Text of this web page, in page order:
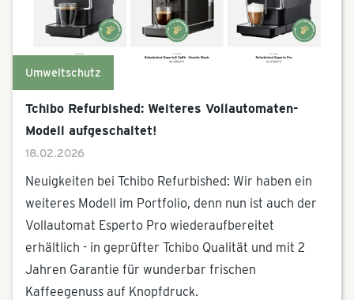
Umweltschutz
Tchibo Refurbished: Weiteres Vollautomaten-
Modell aufgeschaltet!
18.02.2026
Neuigkeiten bei Tchibo Refurbished: Wir haben ein
weiteres Modell im Portfolio, denn nun ist auch der
Vollautomat Esperto Pro wiederaufbereitet
erhältlich - in geprüfter Tchibo Qualität und mit 2
Jahren Garantie für wunderbar frischen
Kaffeegenuss auf Knopfdruck.